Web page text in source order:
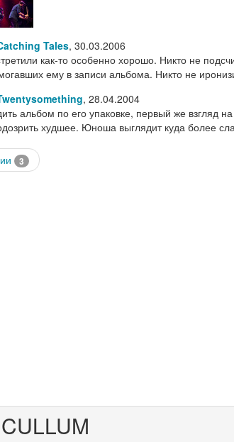
Tales, 30.03.2006
как-то особенно хорошо. Никто не
ему в записи альбома. Никто не
, 28.04.2004
альбом по его упаковке, первый же взгляд
худшее. Юноша выглядит куда более
3